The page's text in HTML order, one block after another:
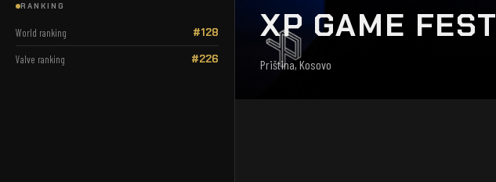
RANKING
World ranking #128
Valve ranking #226
XP GAME FEST
Priština, Kosovo